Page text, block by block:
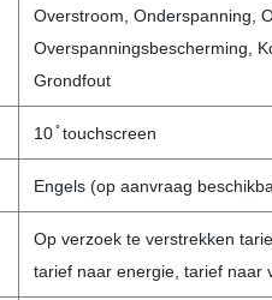
Overstroom, Onderspanning,
Overspanningsbescherming,
Grondfout
10 ̊ touchscreen
Engels (op aanvraag
Op verzoek te verstrekken
tarief naar energie, tarief naar